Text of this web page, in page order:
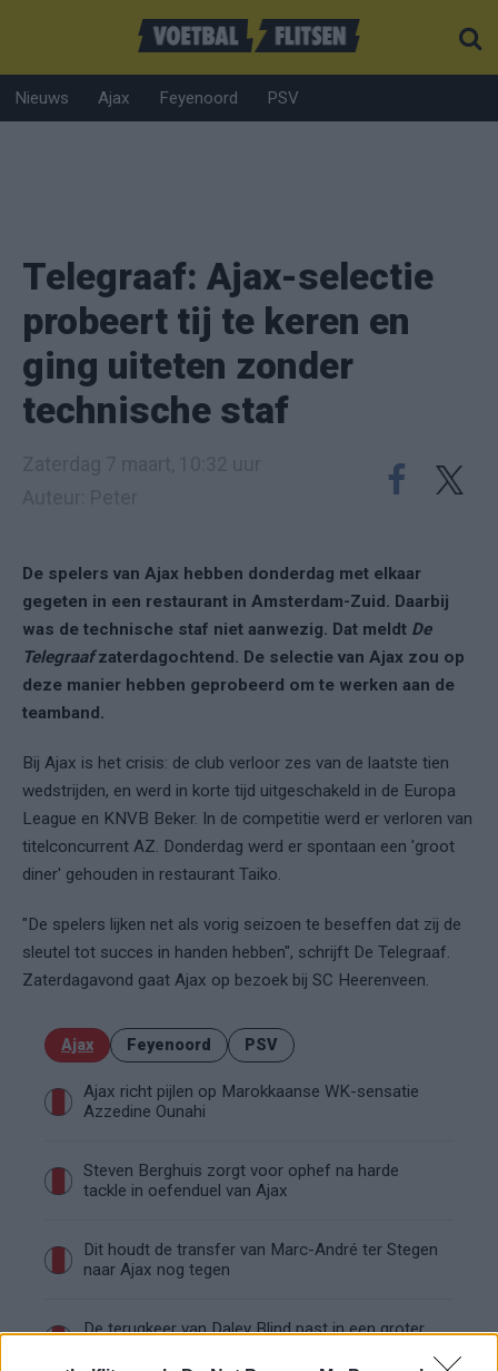
Nieuws Ajax Feyenoord PSV
Telegraaf: Ajax-selectie
probeert tij te keren en
ging uiteten zonder
technische staf
De spelers van Ajax hebben donderdag met elkaar
gegeten in een restaurant in Amsterdam-Zuid. Daarbij
was de technische staf niet aanwezig. Dat meldt De
Telegraafzaterdagochtend. De selectie van Ajax zou op
deze manier hebben geprobeerd om te werken aan de
teamband.
Bij Ajax is het crisis: de club verloor zes van de laatste tien
wedstrijden, en werd in korte tijd uitgeschakeld in de Europa
League en KNVB Beker. In de competitie werd er verloren van
titelconcurrent AZ. Donderdag werd er spontaan een 'groot
diner' gehouden in restaurant Taiko.
"De spelers lijken net als vorig seizoen te beseffen dat zij de
sleutel tot succes in handen hebben", schrijft De Telegraaf.
Zaterdagavond gaat Ajax op bezoek bij SC Heerenveen.
Ajax Feyenoord PSV
Ajax richt pijlen op Marokkaanse WK-sensatie
Azzedine Ounahi
Steven Berghuis zorgt voor ophef na harde
tackle in oefenduel van Ajax
Dit houdt de transfer van Marc-André ter Stegen
naar Ajax nog tegen
De terugkeer van Daley Blind past in een groter